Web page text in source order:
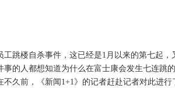
楼自杀事件，这已经是1月以来的第七起，
事的人都想知道为什么在富士康会发生七连跳
久前，《新闻1+1》的记者赶赴记者对此进行